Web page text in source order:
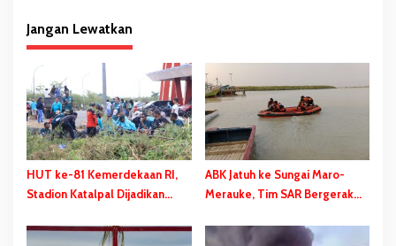
i
p
o
s
Jangan Lewatkan
HUT ke-81 Kemerdekaan RI,
Stadion Katalpal Dijadikan
Merah Putih
ABK Jatuh ke Sungai Maro-
Merauke, Tim SAR Bergerak